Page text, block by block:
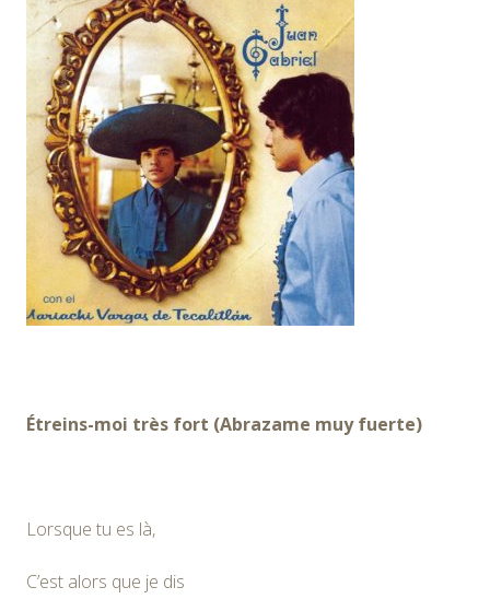
Étreins-moi très fort (Abrazame muy fuerte)
Lorsque tu es là,
C’est alors que je dis